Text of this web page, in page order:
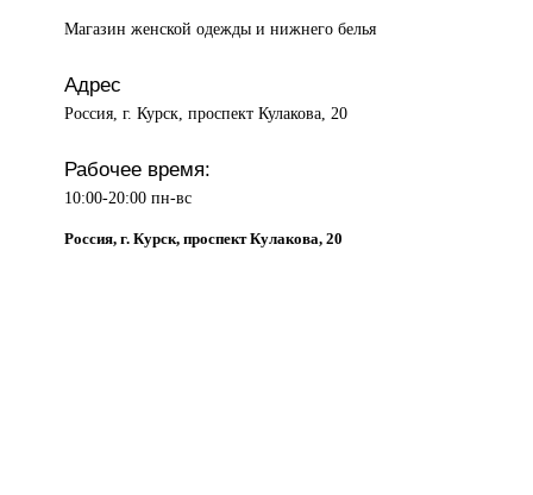
Магазин женскойодежды и нижнего белья
Адрес
Россия, г. Курск, проспект Кулакова, 20
Рабочее время:
10:00-20:00 пн-вс
Россия, г. Курск, проспект Кулакова, 20